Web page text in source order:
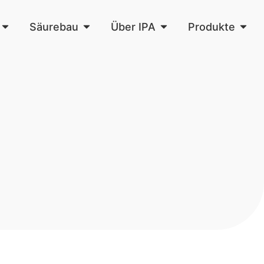
Säurebau Über IPA Produkte